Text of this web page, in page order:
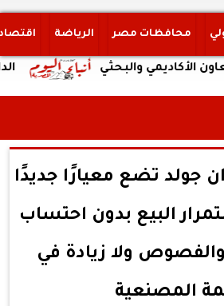
محافظات مصر الرياضة
والبحثي
جولد تضع معيارًا جديدًا
البيع بدون احتساب
والفصوص ولا زيادة في
المصنعية